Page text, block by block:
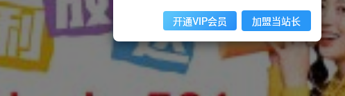
开通VIP会员 加盟当站长